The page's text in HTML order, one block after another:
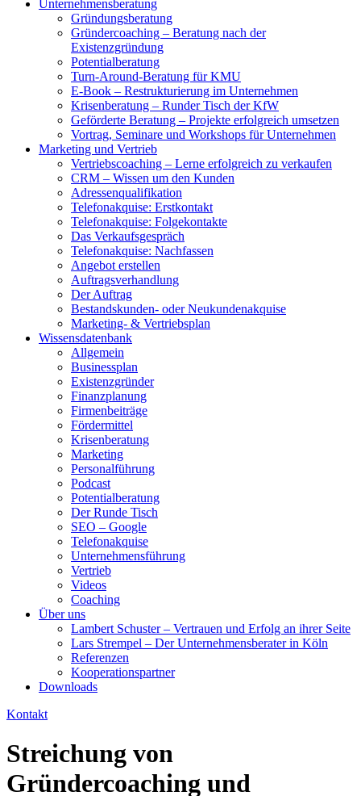
Unternehmensberatung
Gründungsberatung
Gründercoaching – Beratung nach der
Existenzgründung
Potentialberatung
Turn-Around-Beratung für KMU
E-Book – Restrukturierung im Unternehmen
Krisenberatung – Runder Tisch der KfW
Geförderte Beratung – Projekte erfolgreich umsetzen
Vortrag, Seminare und Workshops für Unternehmen
Marketing und Vertrieb
Vertriebscoaching – Lerne erfolgreich zu verkaufen
CRM – Wissen um den Kunden
Adressenqualifikation
Telefonakquise: Erstkontakt
Telefonakquise: Folgekontakte
Das Verkaufsgespräch
Telefonakquise: Nachfassen
Angebot erstellen
Auftragsverhandlung
Der Auftrag
Bestandskunden- oder Neukundenakquise
Marketing- & Vertriebsplan
Wissensdatenbank
Allgemein
Businessplan
Existenzgründer
Finanzplanung
Firmenbeiträge
Fördermittel
Krisenberatung
Marketing
Personalführung
Podcast
Potentialberatung
Der Runde Tisch
SEO – Google
Telefonakquise
Unternehmensführung
Vertrieb
Videos
Coaching
Über uns
Lambert Schuster – Vertrauen und Erfolg an ihrer Seite
Lars Strempel – Der Unternehmensberater in Köln
Referenzen
Kooperationspartner
Downloads
Kontakt
Streichung von
Gründercoaching und